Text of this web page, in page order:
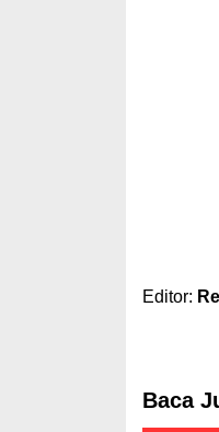
Editor:
Baca